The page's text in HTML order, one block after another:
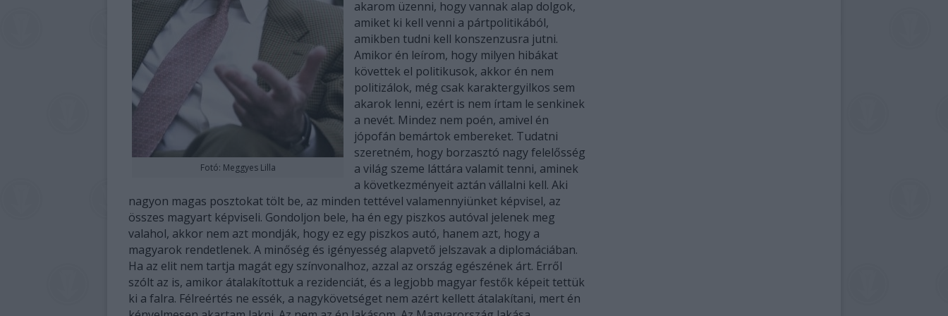
Fotó: Meggyes Lilla
akarom üzenni, hogy vannak alap dolgok,
amiket ki kell venni a pártpolitikából,
amikben tudni kell konszenzusra jutni.
Amikor én leírom, hogy milyen hibákat
követtek el politikusok, akkor én nem
politizálok, még csak karaktergyilkos sem
akarok lenni, ezért is nem írtam le senkinek
a nevét. Mindez nem poén, amivel én
jópofán bemártok embereket. Tudatni
szeretném, hogy borzasztó nagy felelősség
a világ szeme láttára valamit tenni, aminek
a következményeit aztán vállalni kell. Aki
nagyon magas posztokat tölt be, az minden tettével valamennyiünket képvisel, az
összes magyart képviseli. Gondoljon bele, ha én egy piszkos autóval jelenek meg
valahol, akkor nem azt mondják, hogy ez egy piszkos autó, hanem azt, hogy a
magyarok rendetlenek. A minőség és igényesség alapvető jelszavak a diplomáciában.
Ha az elit nem tartja magát egy színvonalhoz, azzal az ország egészének árt. Erről
szólt az is, amikor átalakítottuk a rezidenciát, és a legjobb magyar festők képeit tettük
ki a falra. Félreértés ne essék, a nagykövetséget nem azért kellett átalakítani, mert én